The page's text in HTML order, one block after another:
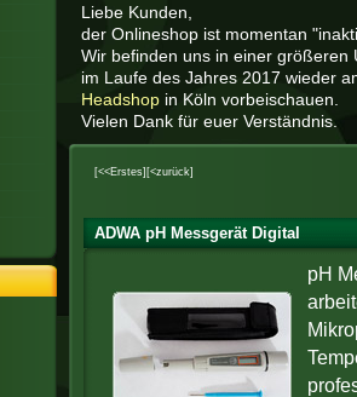
Liebe Kunden,
der Onlineshop ist momentan
Wir befinden uns in einer größeren
im Laufe des Jahres 2017 wieder
Headshop in Köln vorbeischauen.
Vielen Dank für euer Verständnis.
[<<Erstes] [<zurück]
ADWA pH Messgerät Digital
pH